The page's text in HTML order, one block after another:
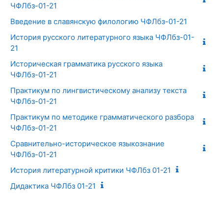
ЧФЛбз-01-21
Введение в славянскую филологию ЧФЛбз-01-21
История русского литературного языка ЧФЛбз-01-
21
Историческая грамматика русского языка
ЧФЛбз-01-21
Практикум по лингвистическому анализу текста
ЧФЛбз-01-21
Практикум по методике грамматического разбора
ЧФЛбз-01-21
Сравнительно-историческое языкознание
ЧФЛбз-01-21
История литературной критики ЧФЛбз 01-21
Дидактика ЧФЛбз 01-21